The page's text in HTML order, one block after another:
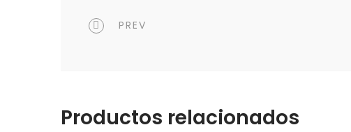
PREV
Productos relacionados